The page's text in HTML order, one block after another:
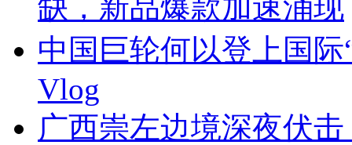
缺，新品爆款加速涌现
中国巨轮何以登上国
Vlog
广西崇左边境深夜伏